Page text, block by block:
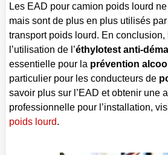
Les EAD pour camion poids lourd
mais sont de plus en plus utilisés
transport poids lourd. En conclusion,
l’utilisation de l’éthylotest anti-
essentielle pour la prévention
particulier pour les conducteurs de
savoir plus sur l’EAD et obtenir une
professionnelle pour l’installation,
poids lourd.